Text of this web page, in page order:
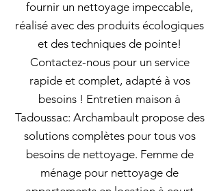
fournir un nettoyage impeccable,
réalisé avec des produits écologiques
et des techniques de pointe!
Contactez-nous pour un service
rapide et complet, adapté à vos
besoins ! Entretien maison à
Tadoussac: Archambault propose des
solutions complètes pour tous vos
besoins de nettoyage. Femme de
ménage pour nettoyage de